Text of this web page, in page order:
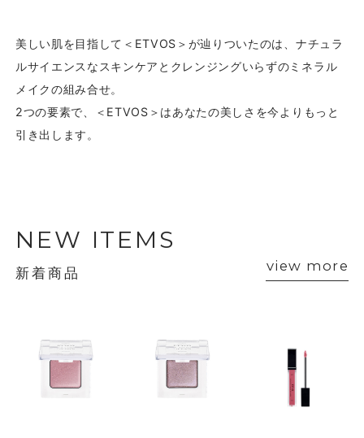
美しい肌を目指して＜ETVOS＞が辿りついたのは、ナチュラ
ルサイエンスなスキンケアとクレンジングいらずのミネラル
メイクの組み合せ。
2つの要素で、＜ETVOS＞はあなたの美しさを今よりもっと
引き出します。
NEW ITEMS
新着商品 view more